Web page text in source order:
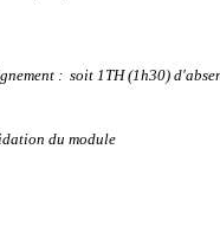
: soit 1TH (1h30)
du module